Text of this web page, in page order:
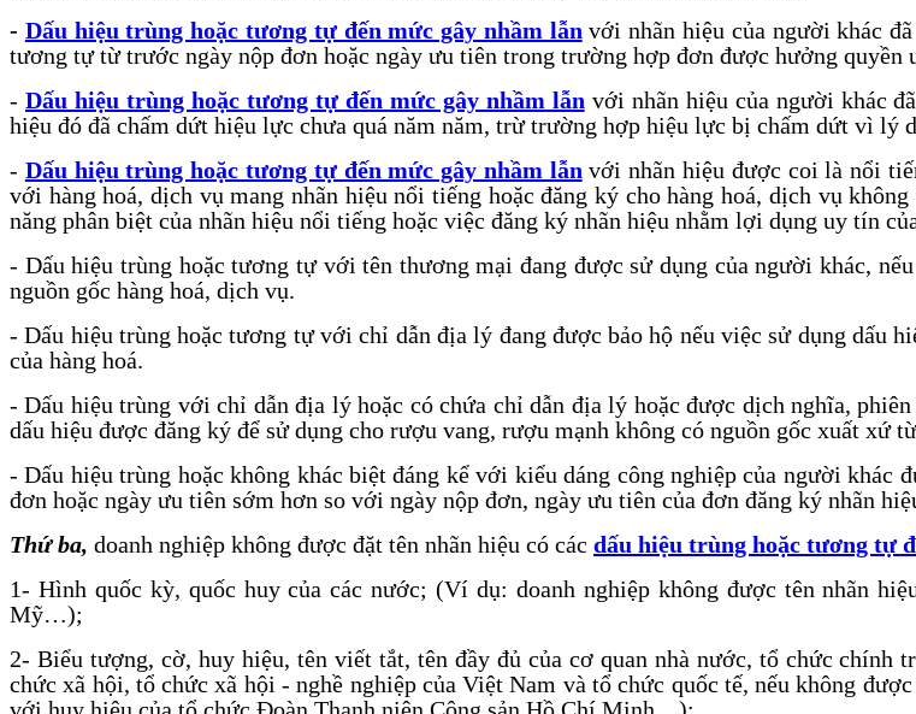
- Dấu hiệu trùng hoặc tương tự đến mức gây nhầm lẫn với nhãn hiệu của người khác
tương tự từ trước ngày nộp đơn hoặc ngày ưu tiên trong trường hợp đơn được hưởng quyền
- Dấu hiệu trùng hoặc tương tự đến mức gây nhầm lẫn với nhãn hiệu của người khác
hiệu đó đã chấm dứt hiệu lực chưa quá năm năm, trừ trường hợp hiệu lực bị chấm dứt vì lý
- Dấu hiệu trùng hoặc tương tự đến mức gây nhầm lẫn với nhãn hiệu được coi là nổi
với hàng hoá, dịch vụ mang nhãn hiệu nổi tiếng hoặc đăng ký cho hàng hoá, dịch vụ
năng phân biệt của nhãn hiệu nổi tiếng hoặc việc đăng ký nhãn hiệu nhằm lợi dụng uy tín
- Dấu hiệu trùng hoặc tương tự với tên thương mại đang được sử dụng của người khác,
nguồn gốc hàng hoá, dịch vụ.
- Dấu hiệu trùng hoặc tương tự với chỉ dẫn địa lý đang được bảo hộ nếu việc sử dụng dấu
của hàng hoá.
- Dấu hiệu trùng với chỉ dẫn địa lý hoặc có chứa chỉ dẫn địa lý hoặc được dịch nghĩa,
dấu hiệu được đăng ký để sử dụng cho rượu vang, rượu mạnh không có nguồn gốc xuất xứ
- Dấu hiệu trùng hoặc không khác biệt đáng kể với kiểu dáng công nghiệp của người khác
đơn hoặc ngày ưu tiên sớm hơn so với ngày nộp đơn, ngày ưu tiên của đơn đăng ký nhãn
Thứ ba, doanh nghiệp không được đặt tên nhãn hiệu có các dấu hiệu trùng hoặc tương tự
1- Hình quốc kỳ, quốc huy của các nước; (Ví dụ: doanh nghiệp không được tên nhãn
Mỹ…);
2- Biểu tượng, cờ, huy hiệu, tên viết tắt, tên đầy đủ của cơ quan nhà nước, tổ chức
chức xã hội, tổ chức xã hội - nghề nghiệp của Việt Nam và tổ chức quốc tế, nếu không